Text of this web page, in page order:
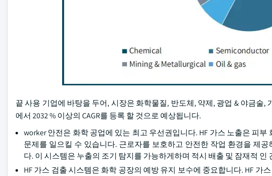
끝 사용 기업에 바탕을 두어, 시장은 화학물질, 반도체, 약제, 광업 & 야금술
에서 2032 % 이상의 CAGR를 등록 할 것으로 예상됩니다.
worker 안전은 화학 공업에 있는 최고 우선권입니다. HF 가스 노출은 피
문제를 일으킬 수 있습니다. 근로자를 보호하고 안전한 작업 환경을 제
다. 이 시스템은 누출의 조기 탐지를 가능하게하며 적시 배출 및 잠재적 인
HF 가스 검출 시스템은 화학 공장의 예방 유지 보수에 중요합니다. HF 가